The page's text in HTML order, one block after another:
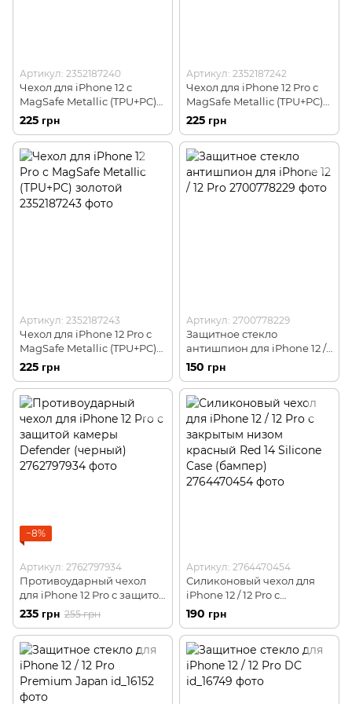
Артикул: 2352187240
Чехол для iPhone 12 с
MagSafe Metallic (TPU+PC)
мятный
225 грн
Артикул: 2352187242
Чехол для iPhone 12 Pro с
MagSafe Metallic (TPU+PC)
мятный
225 грн
Артикул: 2352187243
Чехол для iPhone 12 Pro с
MagSafe Metallic (TPU+PC)
золотой
225 грн
Артикул: 2700778229
Защитное стекло
антишпион для iPhone 12 /
12 Pro
150 грн
−8%
Артикул: 2762797934
Противоударный чехол
для iPhone 12 Pro с защитой
камеры Defender (черный)
235 грн 255 грн
Артикул: 2764470454
Силиконовый чехол для
iPhone 12 / 12 Pro с
закрытым низом красный
Red 14 Silicone Case
(бампер)
190 грн